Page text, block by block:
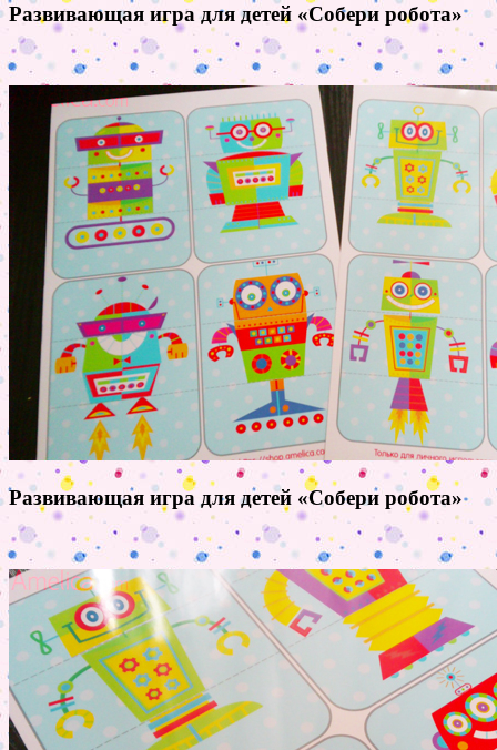
Развивающая игра для детей «Собери робота»
Развивающая игра для детей «Собери робота»